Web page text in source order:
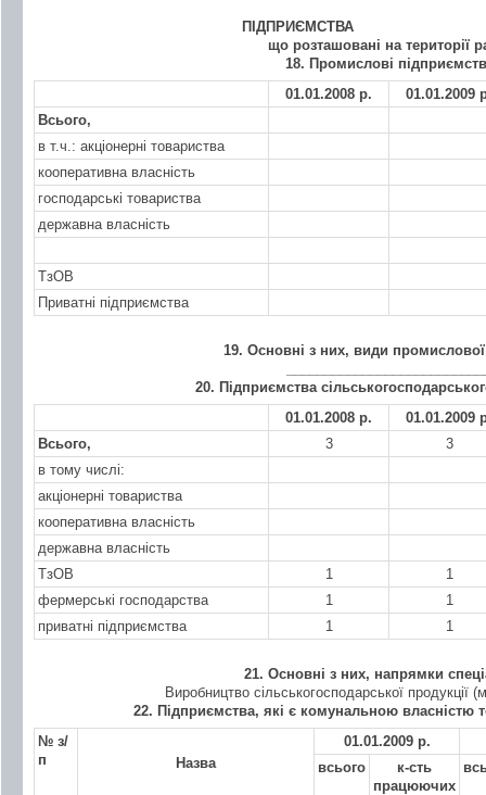
ПІДПРИЄМСТВА
що розташовані на території
18. Промислові
01.01.2008 р.
01.01.2009
Всього,
в т.ч.: акціонерні товариства
кооперативна власність
господарські товариства
державна власність
ТзОВ
Приватні підприємства
19. Основні з них, види промислової
20. Підприємства
01.01.2008 р.
01.01.2009
Всього,
3
3
в тому числі:
акціонерні товариства
кооперативна власність
державна власність
ТзОВ
1
1
фермерські господарства
1
1
приватні підприємства
1 1
21. Основні з них, напрямки
Виробництво сільськогосподарської продукції
22. Підприємства, які є комунальною власністю
№ з/
п
Назва
01.01.2009 р.
всього
к-сть
працюючих